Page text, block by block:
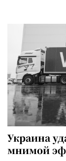
Украина
мнимой